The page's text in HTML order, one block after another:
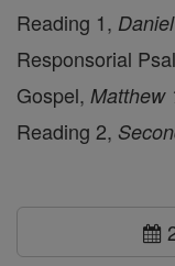
Reading 1,
Responsorial
Gospel, Matthew
Reading 2,